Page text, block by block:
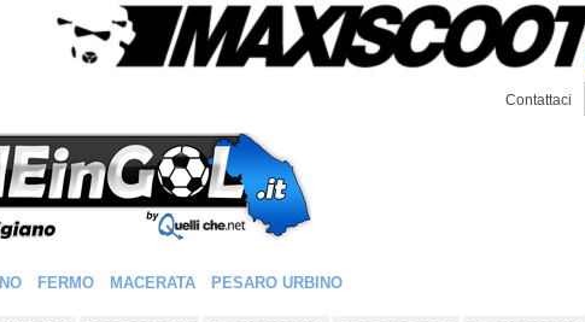
Contattaci
FERMO MACERATA PESARO URBINO